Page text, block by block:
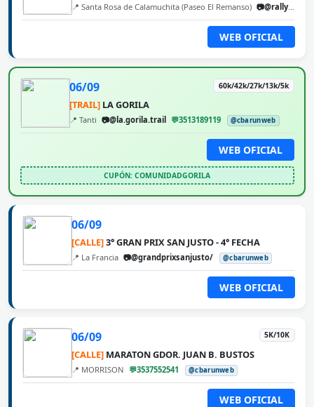
📍 Santa Rosa de Calamuchita (Paseo El Remanso) 📷@rallybikecalamuchita
WEB OFICIAL
06/09 60k/42k/27k/13k/5k
[TRAIL]LA GORILA
📍 Tanti 📷@la.gorila.trail 💬3513189119 @cbarunweb
WEB OFICIAL
CUPÓN: COMUNIDADGORILA
06/09
[CALLE]3° GRAN PRIX SAN JUSTO - 4° FECHA
📍 La Francia 📷@grandprixsanjusto/ @cbarunweb
WEB OFICIAL
06/09 5K/10K
[CALLE] MARATON GDOR. JUAN B. BUSTOS
📍 MORRISON 💬3537552541 @cbarunweb
WEB OFICIAL